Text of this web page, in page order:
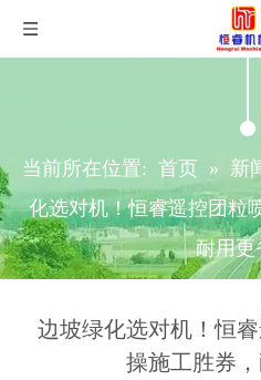
当前所在位置: 首页 » 新
化选对机！恒睿遥控团粒
耐用更
边坡绿化选对机！恒
操施工胜券